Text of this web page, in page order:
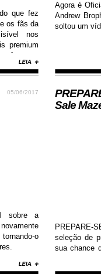
que fez
os fãs da
nos
premium
e
estilosa e
05/06/2017
sobre a
o
Agora é
Andrew
soltou um
Sale
PREPARE-
seleção de
sua chance
Diamond,